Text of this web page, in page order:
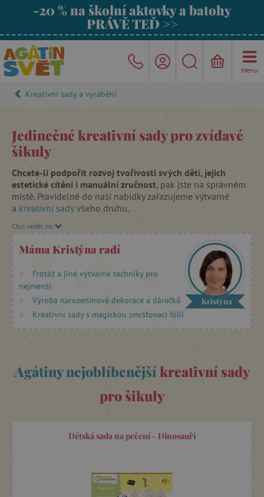
-20 % na školní aktovky a batohy
PRÁVĚ TEĎ >>
Menu
Kreativní sady a vyrábění
Jedinečné kreativní sady pro zvídavé
šikuly
Chcete-li podpořit rozvoj tvořivosti svých dětí, jejich
estetické cítění i manuální zručnost, pak jste na správném
místě. Pravidelně do naší nabídky zařazujeme výtvarné
a kreativní sady všeho druhu.
Podlehněte kreativnímu tvoření spolu se svými dětmi.
Vyrobte s nimi svíčku nebo
které mohou
darovat jako originální dárek. Ukažte jim, jak zábavné může
zdobení obrázků
bambulkami čiskládaní papíru. Zábavu si děti také užijí při
malování válečkem
odlévání zvířátek ze sádry
nebovyškrabávání.
nim opět rády vracejí.
Chci vědět víc
Máma Kristýna radí
Frotáž a jiné výtvarné techniky pro
nejmenší
Výroba narozeninové dekorace a dárečků
Kreativní sady s magickou smršťovací fólií
Kristýna
Agátiny nejoblíbenějšíkreativní sady
pro šikuly
Dětská sada na pečení - Dinosauři